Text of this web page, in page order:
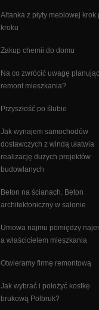
Altanka z płyty meblowej krok
kroku
Zakup chemii do domu
Na co zwrócić uwagę planując
remont mieszkania?
Przyszłość po ślubie
Jak wynajem samochodów
dostawczych z windą ułatwia
realizację dużych projektów
budowlanych
Beton na ścianach. Beton
architektoniczny w salonie
Umowa najmu pomiędzy
a właścicielem mieszkania
Otwieramy firmę remontową
Jak wybrać i położyć kostkę
brukową Polbruk?